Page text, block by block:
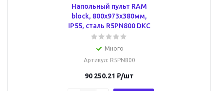
Напольный пульт RAM
block, 800x973x380мм,
IP55, сталь R5PN800 DKC
Много
Артикул: R5PN800
90 250.21 ₽/шт